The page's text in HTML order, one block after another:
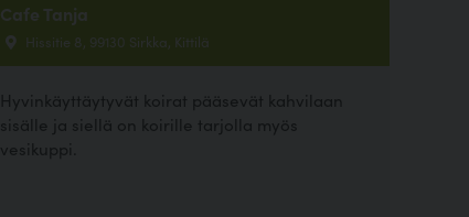
Cafe Tanja
Hissitie 8, 99130 Sirkka, Kittilä
Hyvinkäyttäytyvät koirat pääsevät kahvilaan
sisälle ja siellä on koirille tarjolla myös
vesikuppi.